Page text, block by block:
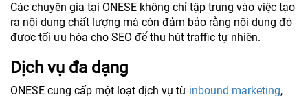
Các chuyên gia tại ONESE không chỉ tập trung vào việc tạo
ra nội dung chất lượng mà còn đảm bảo rằng nội dung đó
được tối ưu hóa cho SEO để thu hút traffic tự nhiên.
Dịch vụ đa dạng
ONESE cung cấp một loạt dịch vụ từ inbound marketing,